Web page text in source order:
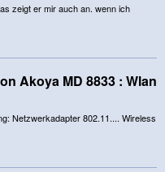
zeigt er mir auch an. wenn ich
Akoya MD 8833 : Wlan
Netzwerkadapter 802.11.... Wireless